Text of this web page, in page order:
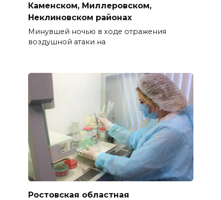
Каменском, Миллеровском,
Неклиновском районах
Минувшей ночью в ходе отражения
воздушной атаки на
Ростовская областная